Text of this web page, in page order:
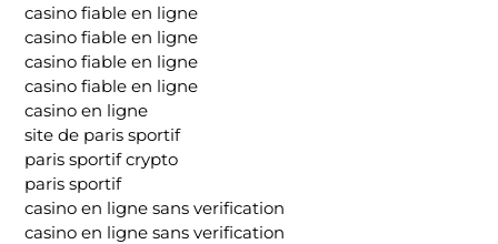
casino fiable en ligne
casino fiable en ligne
casino fiable en ligne
casino fiable en ligne
casino en ligne
site de paris sportif
paris sportif crypto
paris sportif
casino en ligne sans verification
casino en ligne sans verification